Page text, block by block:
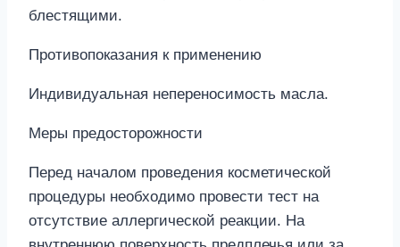
блестящими.
Противопоказания к применению
Индивидуальная непереносимость масла.
Меры предосторожности
Перед началом проведения косметической
процедуры необходимо провести тест на
отсутствие аллергической реакции. На